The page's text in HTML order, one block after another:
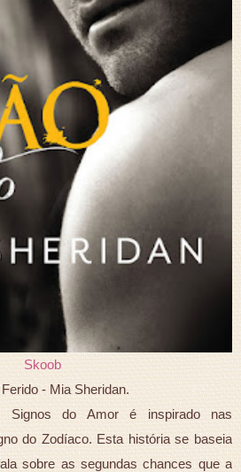
Skoob
- Mia Sheridan.
Signos do Amor é inspirado nas
do Zodíaco. Esta história se baseia
sobre as segundas chances que a